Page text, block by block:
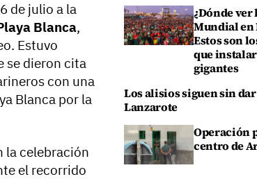
de julio a la
Blanca,
Estuvo
se dieron cita
con una
Blanca por la
la celebración
el recorrido
¿Dónde
Mundial en
Estos son
que
gigantes
Los alisios siguen sin
Lanzarote
Operación
centro de